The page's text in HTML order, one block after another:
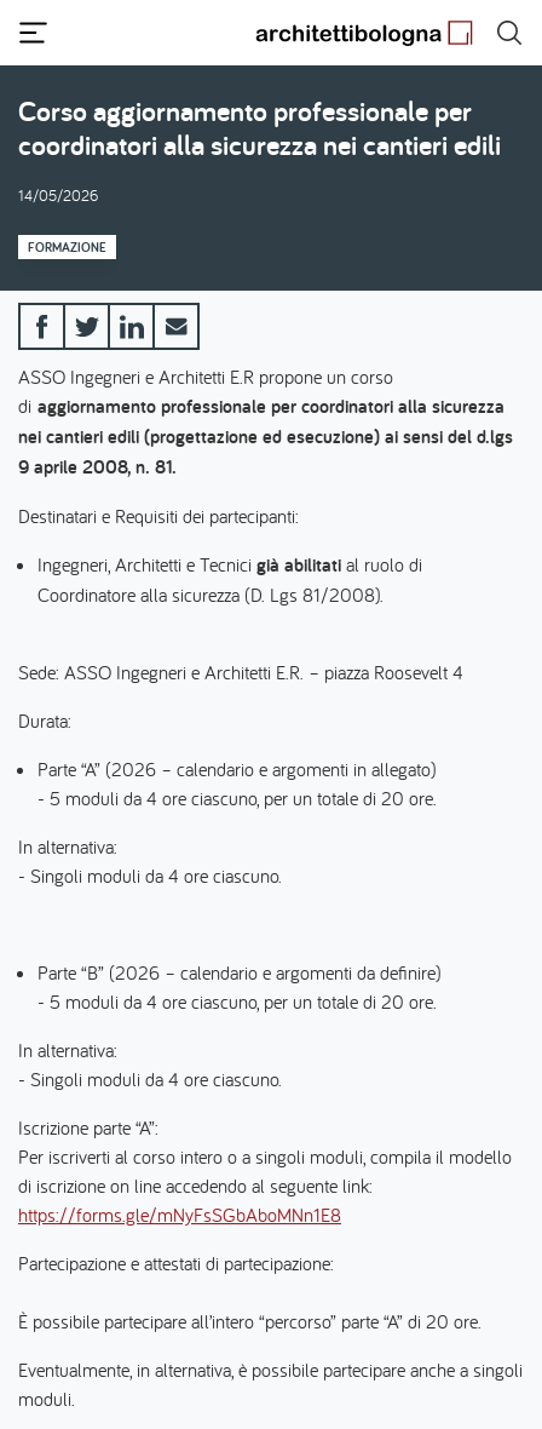
contenuto
principale
Corso aggiornamento professionale per
coordinatori alla sicurezza nei cantieri edili
14/05/2026
FORMAZIONE
ASSO Ingegneri e Architetti E.R propone un corso
di aggiornamento professionale per coordinatori alla sicurezza
nei cantieri edili (progettazione ed esecuzione) ai sensi del d.lgs
9 aprile 2008, n. 81.
Destinatari e Requisiti dei partecipanti:
Ingegneri, Architetti e Tecnici già abilitati al ruolo di
Coordinatore alla sicurezza (D. Lgs 81/2008).
Sede: ASSO Ingegneri e Architetti E.R. – piazza Roosevelt 4
Durata:
Parte “A” (2026 – calendario e argomenti in allegato)
- 5 moduli da 4 ore ciascuno, per un totale di 20 ore.
In alternativa:
- Singoli moduli da 4 ore ciascuno.
Parte “B” (2026 – calendario e argomenti da definire)
- 5 moduli da 4 ore ciascuno, per un totale di 20 ore.
In alternativa:
- Singoli moduli da 4 ore ciascuno.
Iscrizione parte “A”:
Per iscriverti al corso intero o a singoli moduli, compila il modello
di iscrizione on line accedendo al seguente link:
https://forms.gle/mNyFsSGbAboMNn1E8
Partecipazione e attestati di partecipazione:
È possibile partecipare all’intero “percorso” parte “A” di 20 ore.
Eventualmente, in alternativa, è possibile partecipare anche a singoli
moduli.